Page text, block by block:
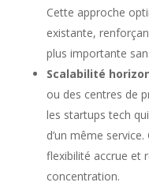
Cette approche
existante,
plus importante
Scalabilité
ou des centres de
les startups tech
d’un même
flexibilité accrue et
concentration.